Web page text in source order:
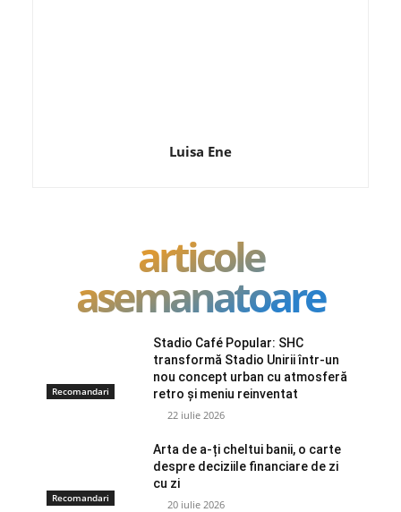
Luisa Ene
articole
asemanatoare
Recomandari
Stadio Café Popular: SHC
transformă Stadio Unirii într-un
nou concept urban cu atmosferă
retro și meniu reinventat
22 iulie 2026
Recomandari
Arta de a-ți cheltui banii, o carte
despre deciziile financiare de zi
cu zi
20 iulie 2026